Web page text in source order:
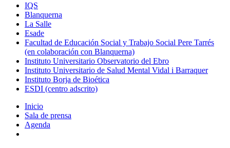
IQS
Blanquerna
La Salle
Esade
Facultad de Educación Social y Trabajo Social Pere Tarrés
(en colaboración con Blanquerna)
Instituto Universitario Observatorio del Ebro
Instituto Universitario de Salud Mental Vidal i Barraquer
Instituto Borja de Bioética
ESDI (centro adscrito)
Inicio
Sala de prensa
Agenda